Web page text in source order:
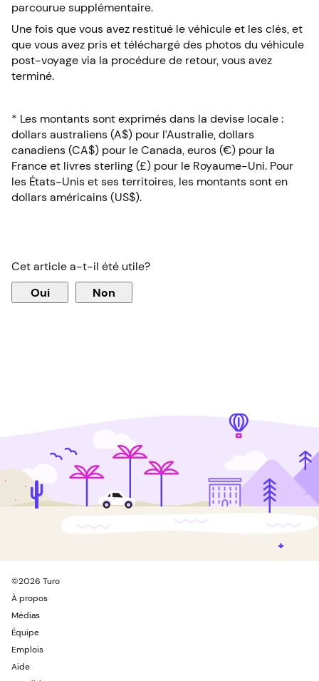
parcourue supplémentaire.
Une fois que vous avez restitué le véhicule et les clés, et
que vous avez pris et téléchargé des photos du véhicule
post-voyage via la procédure de retour, vous avez
terminé.
* Les montants sont exprimés dans la devise locale :
dollars australiens (A$) pour l’Australie, dollars
canadiens (CA$) pour le Canada, euros (€) pour la
France et livres sterling (£) pour le Royaume-Uni. Pour
les États-Unis et ses territoires, les montants sont en
dollars américains (US$).
Cet article a-t-il été utile?
Oui Non
©2026 Turo
À propos
Médias
Équipe
Emplois
Aide